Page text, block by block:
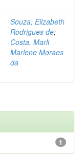
Souza, Elizabeth
Rodrigues de;
Costa, Marli
Marlene Moraes
da
1